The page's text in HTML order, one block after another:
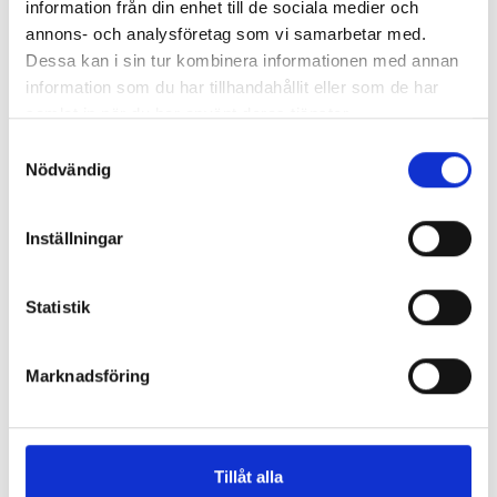
information från din enhet till de sociala medier och
annons- och analysföretag som vi samarbetar med.
Dessa kan i sin tur kombinera informationen med annan
information som du har tillhandahållit eller som de har
samlat in när du har använt deras tjänster.
Nödvändig
Inställningar
Statistik
Marknadsföring
Tillåt alla
Så mycket tjänar dagspresscheferna
”Valåret känns som att sprinta ett